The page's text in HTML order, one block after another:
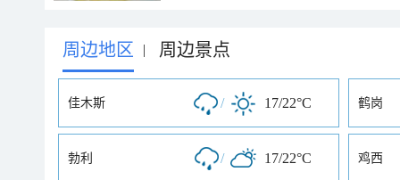
周边地区 | 周边景点
佳木斯 / 17/22°C 鹤岗
勃利 / 17/22°C 鸡西